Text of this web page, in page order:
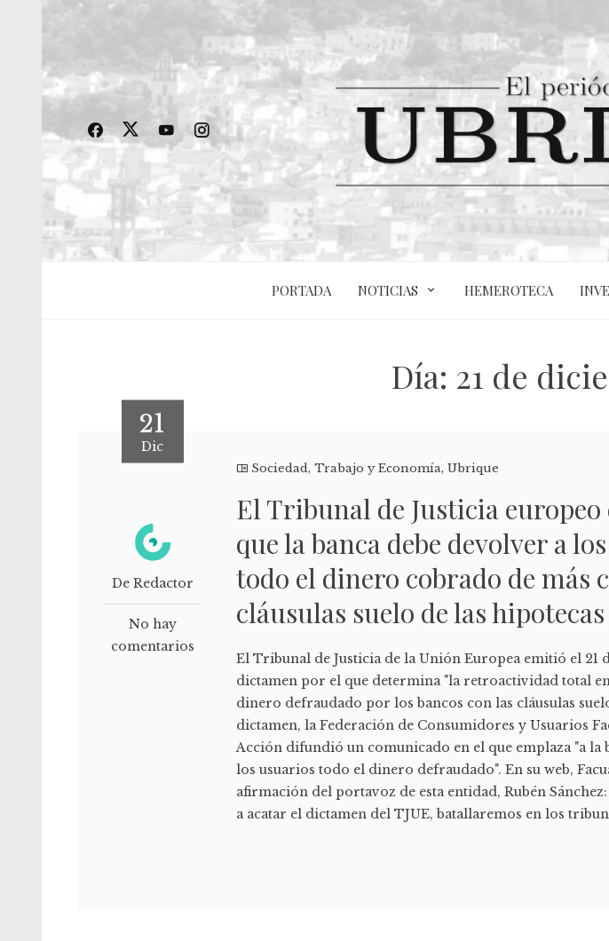
PORTADA NOTICIAS HEMEROTECA
Día: 21 de
21
Dic
De Redactor
No hay
comentarios
Sociedad,Trabajo y Economía,Ubrique
El Tribunal de Justicia
que la banca debe devolver a
todo el dinero cobrado de más
cláusulas suelo de las hipotecas
El Tribunal de Justicia de la Unión Europea emitió el 21
dictamen por el que determina "la retroactividad total
dinero defraudado por los bancos con las cláusulas
dictamen, la Federación de Consumidores y Usuarios
Acción difundió un comunicado en el que emplaza "a la
los usuarios todo el dinero defraudado". En su web,
afirmación del portavoz de esta entidad, Rubén
a acatar el dictamen del TJUE, batallaremos en los